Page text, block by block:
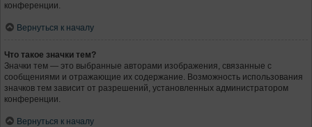
конференции.
Вернуться к началу
Что такое значки тем?
Значки тем — это выбранные авторами изображения, связанные с
сообщениями и отражающие их содержание. Возможность использования
значков тем зависит от разрешений, установленных администратором
конференции.
Вернуться к началу